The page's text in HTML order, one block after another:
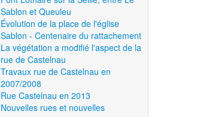
Sablon et Queuleu
Évolution de la place de l'église
Sablon - Centenaire du rattachement
La végétation a modifié l'aspect de la
rue de Castelnau
Travaux rue de Castelnau en
2007/2008
Rue Castelnau en 2013
Nouvelles rues et nouvelles